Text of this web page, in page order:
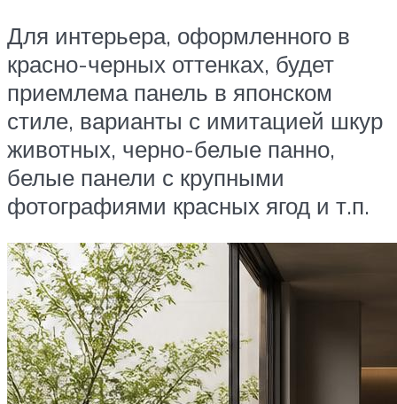
Для интерьера, оформленного в
красно-черных оттенках, будет
приемлема панель в японском
стиле, варианты с имитацией шкур
животных, черно-белые панно,
белые панели с крупными
фотографиями красных ягод и т.п.